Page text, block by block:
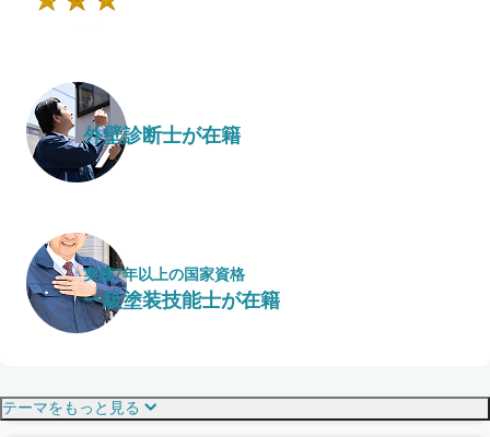
外壁診断士が在籍
実績7年以上の国家資格
一級塗装技能士が在籍
テーマをもっと見る